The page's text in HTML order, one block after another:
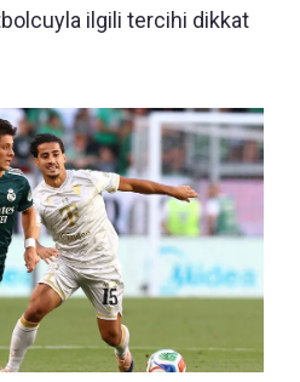
ilgili tercihi dikkat